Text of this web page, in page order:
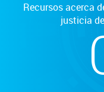
Recursos acerca
justicia